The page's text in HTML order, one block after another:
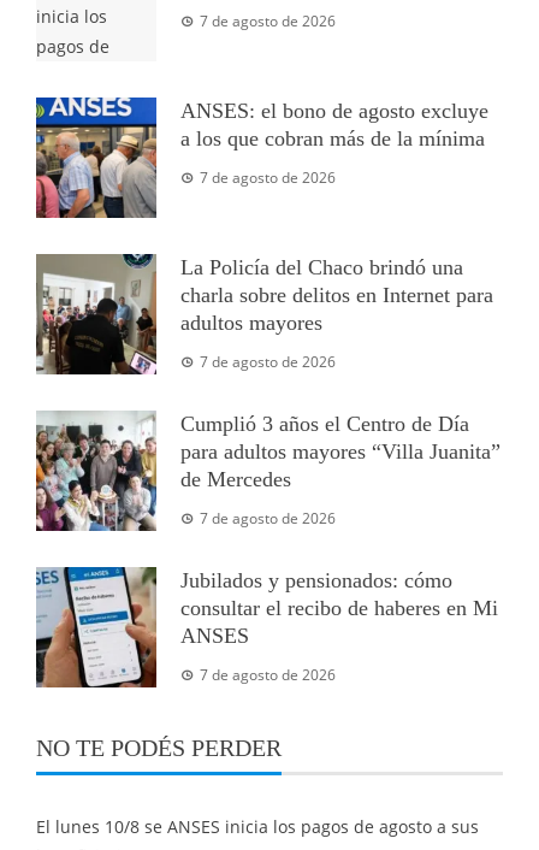
7 de agosto de 2026
ANSES: el bono de agosto excluye
a los que cobran más de la mínima
7 de agosto de 2026
La Policía del Chaco brindó una
charla sobre delitos en Internet para
adultos mayores
7 de agosto de 2026
Cumplió 3 años el Centro de Día
para adultos mayores “Villa Juanita”
de Mercedes
7 de agosto de 2026
Jubilados y pensionados: cómo
consultar el recibo de haberes en Mi
ANSES
7 de agosto de 2026
NO TE PODÉS PERDER
El lunes 10/8 se ANSES inicia los pagos de agosto a sus